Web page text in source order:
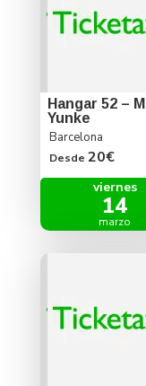
Hangar 52 –
Yunke
Barcelona
Desde 20€
viernes
14
marzo